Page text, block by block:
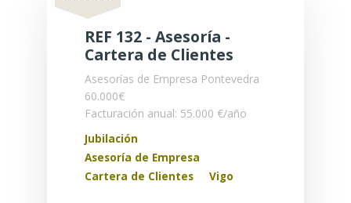
REF 132 - Asesoría -
Cartera de Clientes
Asesorías de Empresa Pontevedra
60.000€
Facturación anual: 55.000 €/año
Jubilación
Asesoría de Empresa
Cartera de Clientes
Vigo